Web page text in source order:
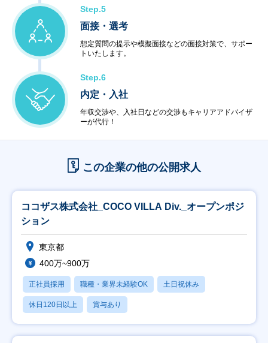
Step.5
面接・選考
想定質問の提示や模擬面接などの面接対策で、サポー
トいたします。
Step.6
内定・入社
年収交渉や、入社日などの交渉もキャリアアドバイザ
ーが代行！
この企業の他の公開求人
ココザス株式会社_COCO VILLA Div._オープンポジ
ション
東京都
400万~900万
正社員採用 職種・業界未経験OK 土日祝休み
休日120日以上 賞与あり